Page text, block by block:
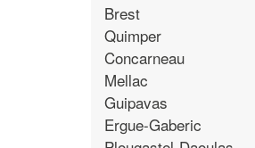
Brest
Quimper
Concarneau
Mellac
Guipavas
Ergue-Gaberic